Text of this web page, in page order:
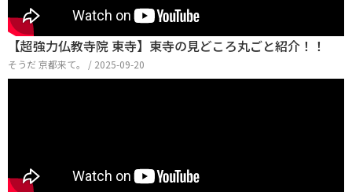
【超強力仏教寺院 東寺】東寺の見どころ丸ごと紹介！！
そうだ 京都来て。 / 2025-09-20